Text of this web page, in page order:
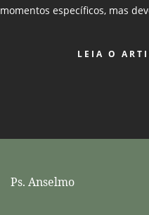
momentos específicos, mas
LEIA O
Ps. Anselmo